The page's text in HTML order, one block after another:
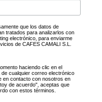
que los datos de
tratados para analizarlos con
electrónico, para enviarme
de CAFES CAMALI S.L.
haciendo clic en el
cualquier correo electrónico
en contacto con nosotros en
de acuerdo", aceptas que
con estos términos.